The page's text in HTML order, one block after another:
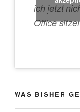
ich jetzt
Office
WAS BISHER